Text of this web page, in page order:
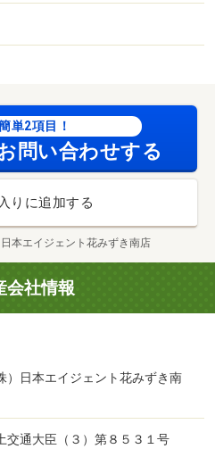
単2項目！
問い合わせする
りに追加する
日本エイジェント花みずき南店
会社情報
）日本エイジェント花みずき南
交通大臣（３）第８５３１号